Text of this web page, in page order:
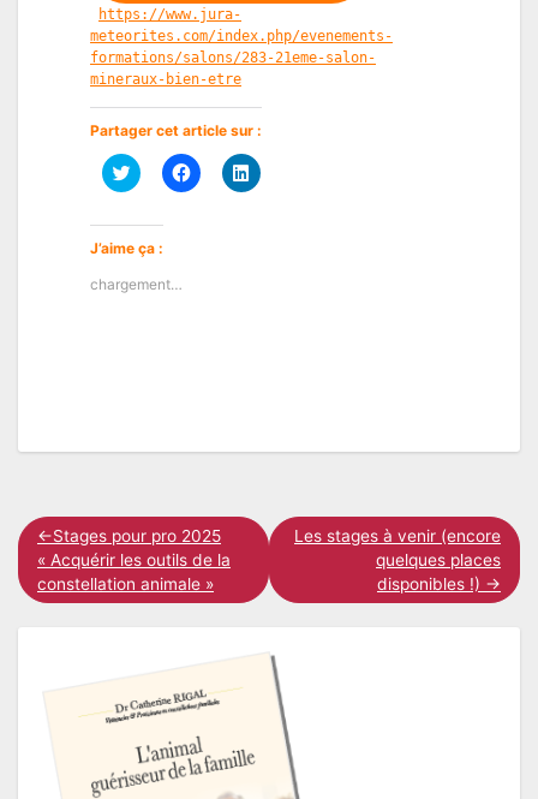
https://www.jura-
meteorites.com/index.php/evenements-
formations/salons/283-21eme-salon-
mineraux-bien-etre
Partager cet article sur :
Cliquez
pour
Twitter(ouvre
dans
une
nouvelle
fenêtre)
Cliquez
pour
Cliquez
pour
J’aime ça :
chargement…
Navigation
de
l’article
Stages pour pro 2025
« Acquérir les outils de la
constellation animale »
Les stages à venir (encore
quelques places
disponibles !)